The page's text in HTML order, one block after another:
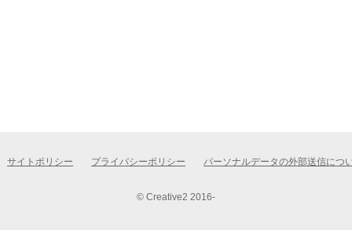
サイトポリシー プライバシーポリシー パーソナルデータの外部送信につ
© Creative2 2016-